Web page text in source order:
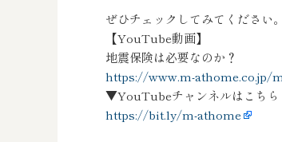
ぜひチェックしてみてください。
【YouTube動画】
地震保険は必要なのか？
https://www.m-
▼YouTubeチャンネルはこちら
https://bit.ly/m-athome